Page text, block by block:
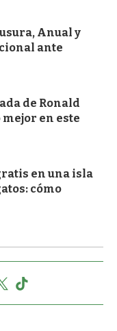
Anual y
ante
de Ronald
mejor en este
en una isla
cómo